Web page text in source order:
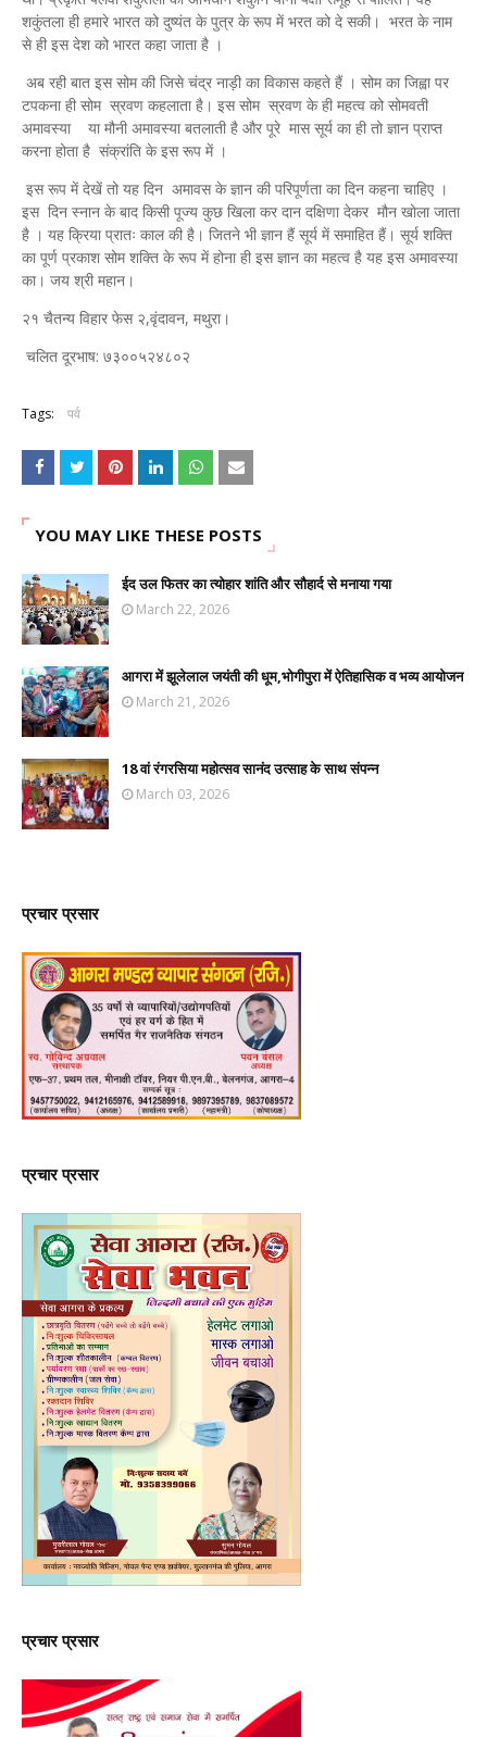
शकुंतला ही हमारे भारत को दुष्यंत के पुत्र के रूप में भरत को दे सकी। भरत के नाम
से ही इस देश को भारत कहा जाता है ।
अब रही बात इस सोम की जिसे चंद्र नाड़ी का विकास कहते हैं । सोम का जिह्वा पर
टपकना ही सोम स्रवण कहलाता है। इस सोम स्रवण के ही महत्व को सोमवती
अमावस्या या मौनी अमावस्या बतलाती है और पूरे मास सूर्य का ही तो ज्ञान प्राप्त
करना होता है संक्रांति के इस रूप में ।
इस रूप में देखें तो यह दिन अमावस के ज्ञान की परिपूर्णता का दिन कहना चाहिए ।
इस दिन स्नान के बाद किसी पूज्य कुछ खिला कर दान दक्षिणा देकर मौन खोला जाता
है । यह क्रिया प्रातः काल की है। जितने भी ज्ञान हैं सूर्य में समाहित हैं। सूर्य शक्ति
का पूर्ण प्रकाश सोम शक्ति के रूप में होना ही इस ज्ञान का महत्व है यह इस अमावस्या
का। जय श्री महान।
२१ चैतन्य विहार फेस २,वृंदावन, मथुरा।
चलित दूरभाष: ७३००५२४८०२
Tags: पर्व
YOU MAY LIKE THESE POSTS
ईद उल फितर का त्योहार शांति और सौहार्द से मनाया गया
March 22, 2026
आगरा में झूलेलाल जयंती की धूम,भोगीपुरा में ऐतिहासिक व भव्य आयोजन
March 21, 2026
18 वां रंगरसिया महोत्सव सानंद उत्साह के साथ संपन्न
March 03, 2026
प्रचार प्रसार
प्रचार प्रसार
प्रचार प्रसार